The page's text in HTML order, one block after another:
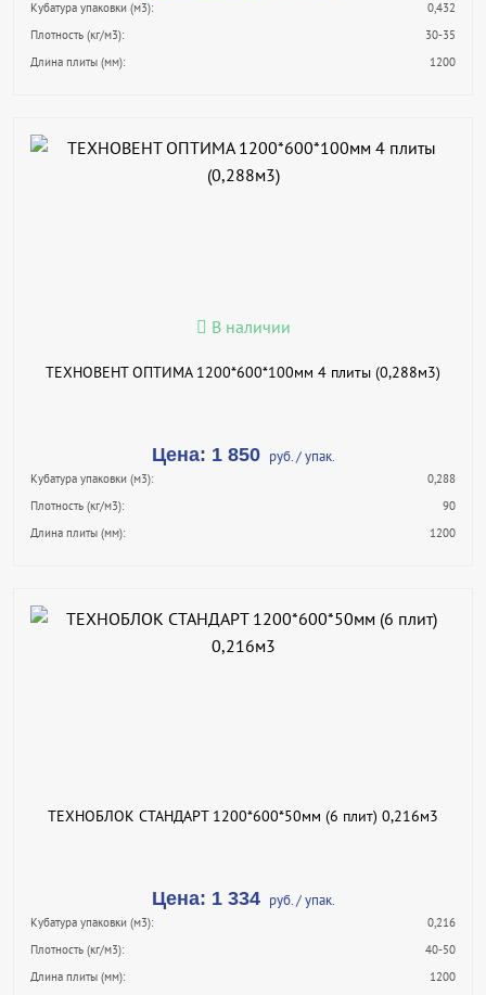
Кубатура упаковки (м3):
0,432
Плотность (кг/м3):
30-35
Длина плиты (мм):
1200
В КОРЗИНУ
В наличии
ТЕХНОВЕНТ ОПТИМА 1200*600*100мм 4 плиты (0,288м3)
Цена: 1 850 руб. / упак.
Кубатура упаковки (м3):
0,288
Плотность (кг/м3):
90
Длина плиты (мм):
1200
В КОРЗИНУ
ТЕХНОБЛОК СТАНДАРТ 1200*600*50мм (6 плит) 0,216м3
Цена: 1 334 руб. / упак.
Кубатура упаковки (м3):
0,216
Плотность (кг/м3):
40-50
Длина плиты (мм):
1200